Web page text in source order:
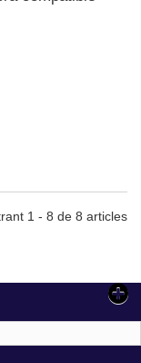
1 - 8 de 8 articles